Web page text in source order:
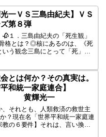
光一ＶＳ三島由紀夫】ＶＳ
第８弾
🥀１．三島由紀夫の「死生観」
格とは？◎核にあるのは、《死
いう観念三島にとって「死」は
ります。「生きながら死ぬこと
ばならぬ」これ...
とは何か？その真実は。
平和統一家庭連合】
光一
、それとも、人類救済の救世主
？現在名「世界平和統一家庭連
教の６要件】それは、言い換え